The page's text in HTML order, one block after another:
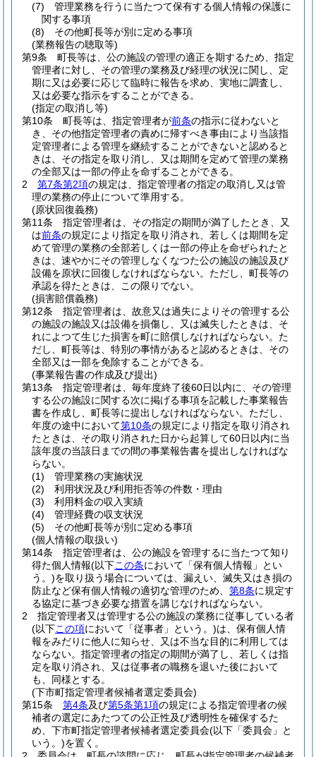
(7)
管理業務を行うに当たつて保有する個人情報の保護に
関する事項
(8)
その他町長等が別に定める事項
(業務報告の聴取等)
第9条
町長等は、公の施設の管理の適正を期するため、指定
管理者に対し、その管理の業務及び経理の状況に関し、定
期に又は必要に応じて臨時に報告を求め、実地に調査し、
又は必要な指示をすることができる。
(指定の取消し等)
第10条
町長等は、指定管理者が前条の指示に従わないと
き、その他指定管理者の責めに帰すべき事由により当該指
定管理者による管理を継続することができないと認めると
きは、その指定を取り消し、又は期間を定めて管理の業務
の全部又は一部の停止を命ずることができる。
2
第7条第2項の規定は、指定管理者の指定の取消し又は管
理の業務の停止について準用する。
(原状回復義務)
第11条
指定管理者は、その指定の期間が満了したとき、又
は前条の規定により指定を取り消され、若しくは期間を定
めて管理の業務の全部若しくは一部の停止を命ぜられたと
きは、速やかにその管理しなくなつた公の施設の施設及び
設備を原状に回復しなければならない。 ただし、町長等の
承認を得たときは、この限りでない。
(損害賠償義務)
第12条
指定管理者は、故意又は過失によりその管理する公
の施設の施設又は設備を損傷し、又は滅失したときは、そ
れによつて生じた損害を町に賠償しなければならない。 た
だし、町長等は、特別の事情があると認めるときは、その
全部又は一部を免除することができる。
(事業報告書の作成及び提出)
第13条
指定管理者は、毎年度終了後60日以内に、その管理
する公の施設に関する次に掲げる事項を記載した事業報告
書を作成し、町長等に提出しなければならない。 ただし、
年度の途中において第10条の規定により指定を取り消され
たときは、その取り消された日から起算して60日以内に当
該年度の当該日までの間の事業報告書を提出しなければな
らない。
(1)
管理業務の実施状況
(2)
利用状況及び利用拒否等の件数・理由
(3)
利用料金の収入実績
(4)
管理経費の収支状況
(5)
その他町長等が別に定める事項
(個人情報の取扱い)
第14条
指定管理者は、公の施設を管理するに当たつて知り
得た個人情報(以下この条において「保有個人情報」とい
う。)を取り扱う場合については、漏えい、滅失又はき損の
防止など保有個人情報の適切な管理のため、 第8条に規定す
る協定に基づき必要な措置を講じなければならない。
2
指定管理者又は管理する公の施設の業務に従事している者
(以下この項において「従事者」という。)は、保有個人情
報をみだりに他人に知らせ、又は不当な目的に利用しては
ならない。 指定管理者の指定の期間が満了し、若しくは指
定を取り消され、又は従事者の職務を退いた後において
も、同様とする。
(下市町指定管理者候補者選定委員会)
第15条
第4条及び第5条第1項の規定による指定管理者の候
補者の選定にあたつての公正性及び透明性を確保するた
め、下市町指定管理者候補者選定委員会(以下「委員会」と
いう。)を置く。